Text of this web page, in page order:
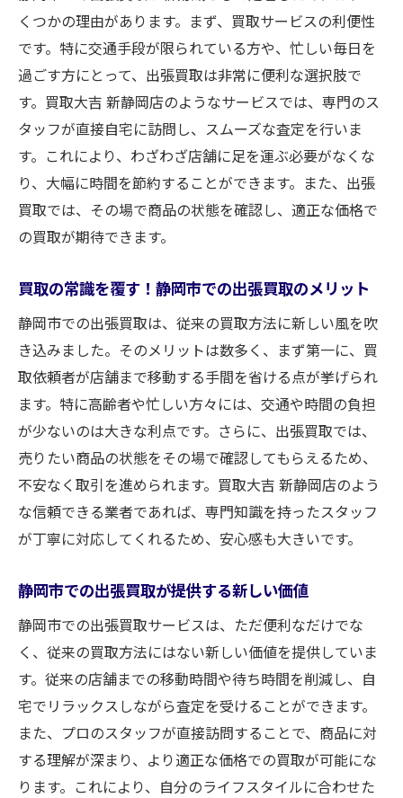
静岡市での買取をお得にする出張サービス
の利点
買取大吉新静岡店の出張買取が選ばれる理
由
静岡市での賢い買取に買取大吉新静岡店の
出張サービスを
くつかの理由があります。まず、買取サービスの利便性
です。特に交通手段が限られている方や、忙しい毎日を
過ごす方にとって、出張買取は非常に便利な選択肢で
す。買取大吉 新静岡店のようなサービスでは、専門のス
タッフが直接自宅に訪問し、スムーズな査定を行いま
す。これにより、わざわざ店舗に足を運ぶ必要がなくな
り、大幅に時間を節約することができます。また、出張
買取では、その場で商品の状態を確認し、適正な価格で
の買取が期待できます。
買取の常識を覆す！静岡市での出張買取のメリット
静岡市での出張買取は、従来の買取方法に新しい風を吹
き込みました。そのメリットは数多く、まず第一に、買
取依頼者が店舗まで移動する手間を省ける点が挙げられ
ます。特に高齢者や忙しい方々には、交通や時間の負担
が少ないのは大きな利点です。さらに、出張買取では、
売りたい商品の状態をその場で確認してもらえるため、
不安なく取引を進められます。買取大吉 新静岡店のよう
な信頼できる業者であれば、専門知識を持ったスタッフ
が丁寧に対応してくれるため、安心感も大きいです。
静岡市での出張買取が提供する新しい価値
静岡市での出張買取サービスは、ただ便利なだけでな
く、従来の買取方法にはない新しい価値を提供していま
す。従来の店舗までの移動時間や待ち時間を削減し、自
宅でリラックスしながら査定を受けることができます。
また、プロのスタッフが直接訪問することで、商品に対
する理解が深まり、より適正な価格での買取が可能にな
ります。これにより、自分のライフスタイルに合わせた